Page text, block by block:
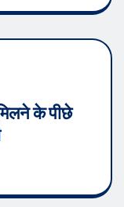
के पीछे